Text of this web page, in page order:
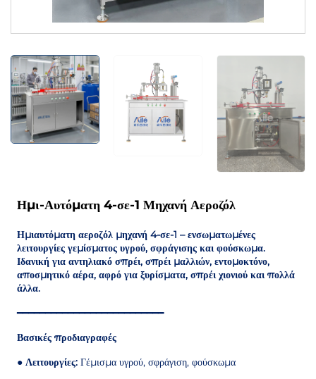
Ημι-Αυτόματη 4-σε-1 Μηχανή Αεροζόλ
Ημιαυτόματη αεροζόλ μηχανή 4-σε-1 – ενσωματωμένες
λειτουργίες γεμίσματος υγρού, σφράγισης και φούσκωμα.
Ιδανική για αντηλιακό σπρέι, σπρέι μαλλιών, εντομοκτόνο,
αποσμητικό αέρα, αφρό για ξυρίσματα, σπρέι χιονιού και πολλά
άλλα.
━━━━━━━━━━━━━━━━━━━━━━━━━━
Βασικές προδιαγραφές
● Λειτουργίες: Γέμισμα υγρού, σφράγιση, φούσκωμα